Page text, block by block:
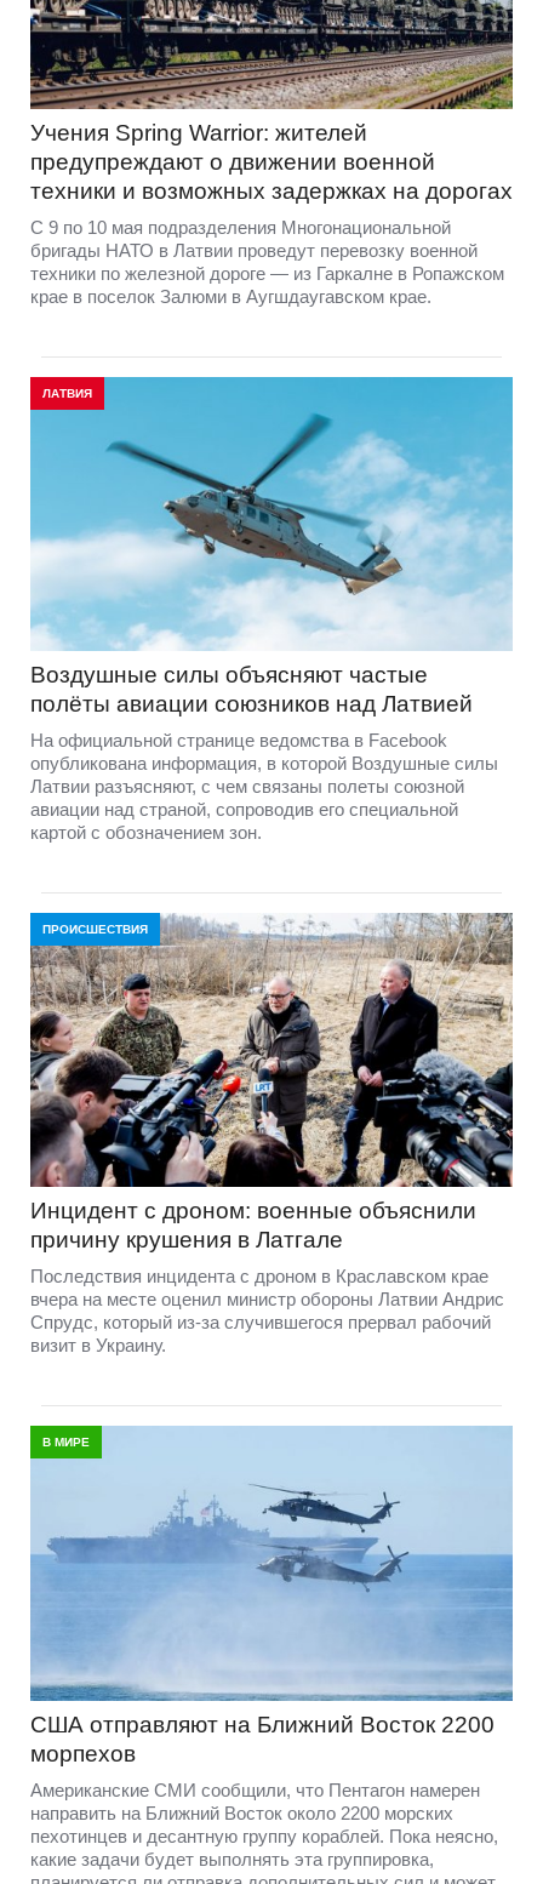
Учения Spring Warrior: жителей
предупреждают о движении военной
техники и возможных задержках на дорогах
С 9 по 10 мая подразделения Многонациональной
бригады НАТО в Латвии проведут перевозку военной
техники по железной дороге — из Гаркалне в Ропажском
крае в поселок Залюми в Аугшдаугавском крае.
ЛАТВИЯ
Воздушные силы объясняют частые
полёты авиации союзников над Латвией
На официальной странице ведомства в Facebook
опубликована информация, в которой Воздушные силы
Латвии разъясняют, с чем связаны полеты союзной
авиации над страной, сопроводив его специальной
картой с обозначением зон.
ПРОИСШЕСТВИЯ
Инцидент с дроном: военные объяснили
причину крушения в Латгале
Последствия инцидента с дроном в Краславском крае
вчера на месте оценил министр обороны Латвии Андрис
Спрудс, который из-за случившегося прервал рабочий
визит в Украину.
В МИРЕ
США отправляют на Ближний Восток 2200
морпехов
Американские СМИ сообщили, что Пентагон намерен
направить на Ближний Восток около 2200 морских
пехотинцев и десантную группу кораблей. Пока неясно,
какие задачи будет выполнять эта группировка,